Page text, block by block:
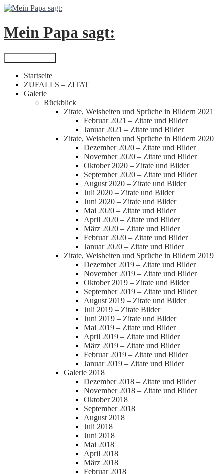
Zum
springen
Mein Papa sagt:
Suchen
Startseite
ZUFALLS – ZITAT
Galerie
Rückblick
Zitate, Weisheiten und Sprüche in Bildern 2021
Februar 2021 – Zitate und Bilder
Januar 2021 – Zitate und Bilder
Zitate, Weisheiten und Sprüche in Bildern 2020
Dezember 2020 – Zitate und Bilder
November 2020 – Zitate und Bilder
Oktober 2020 – Zitate und Bilder
September 2020 – Zitate und Bilder
August 2020 – Zitate und Bilder
Juli 2020 – Zitate und Bilder
Juni 2020 – Zitate und Bilder
Mai 2020 – Zitate und Bilder
April 2020 – Zitate und Bilder
März 2020 – Zitate und Bilder
Februar 2020 – Zitate und Bilder
Januar 2020 – Zitate und Bilder
Zitate, Weisheiten und Sprüche in Bildern 2019
Dezember 2019 – Zitate und Bilder
November 2019 – Zitate und Bilder
Oktober 2019 – Zitate und Bilder
September 2019 – Zitate und Bilder
August 2019 – Zitate und Bilder
Juli 2019 – Zitate Bilder
Juni 2019 – Zitate und Bilder
Mai 2019 – Zitate und Bilder
April 2019 – Zitate und Bilder
März 2019 – Zitate und Bilder
Februar 2019 – Zitate und Bilder
Januar 2019 – Zitate und Bilder
Galerie 2018
Dezember 2018 – Zitate und Bilder
November 2018 – Zitate und Bilder
Oktober 2018
September 2018
August 2018
Juli 2018
Juni 2018
Mai 2018
April 2018
März 2018
Februar 2018